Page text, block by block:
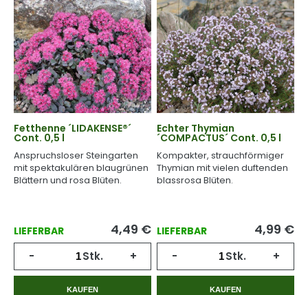
Fetthenne ´LIDAKENSE®´
Cont. 0,5 l
Anspruchsloser Steingarten
mit spektakulären blaugrünen
Blättern und rosa Blüten.
LIEFERBAR 4,49 €
- Stk. +
KAUFEN
Echter Thymian
´COMPACTUS´ Cont. 0,5 l
Kompakter, strauchförmiger
Thymian mit vielen duftenden
blassrosa Blüten.
LIEFERBAR 4,99 €
- Stk. +
KAUFEN